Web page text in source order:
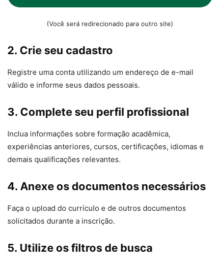
(Você será redirecionado para outro site)
2. Crie seu cadastro
Registre uma conta utilizando um endereço de e-mail
válido e informe seus dados pessoais.
3. Complete seu perfil profissional
Inclua informações sobre formação acadêmica,
experiências anteriores, cursos, certificações, idiomas e
demais qualificações relevantes.
4. Anexe os documentos necessários
Faça o upload do currículo e de outros documentos
solicitados durante a inscrição.
5. Utilize os filtros de busca